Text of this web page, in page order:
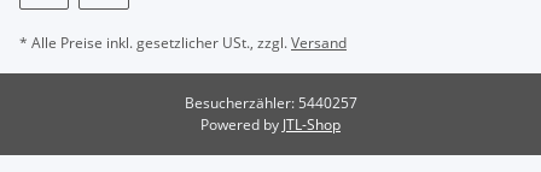
* Alle Preise inkl. gesetzlicher USt., zzgl.Versand
Besucherzähler: 5440257
Powered by JTL-Shop